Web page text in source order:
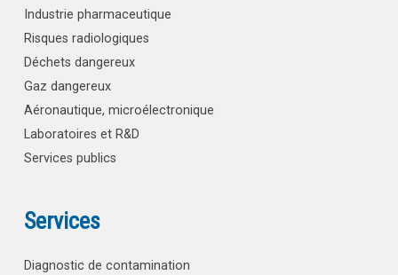
Industrie pharmaceutique
Risques radiologiques
Déchets dangereux
Gaz dangereux
Aéronautique, microélectronique
Laboratoires et R&D
Services publics
Services
Diagnostic de contamination